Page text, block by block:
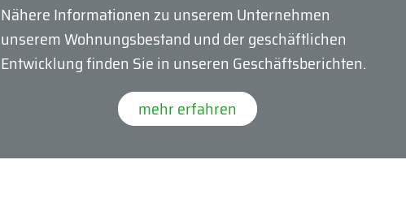
Nähere Informationen zu unserem Unternehmen
unserem Wohnungs­bestand und der geschäftlichen
Entwicklung finden Sie in unseren Geschäftsberichten.
mehr erfahren